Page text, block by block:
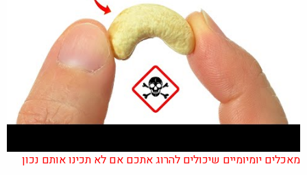
מאכלים יומיומיים שיכולים להרוג אתכם אם לא תכינו אותם נכון